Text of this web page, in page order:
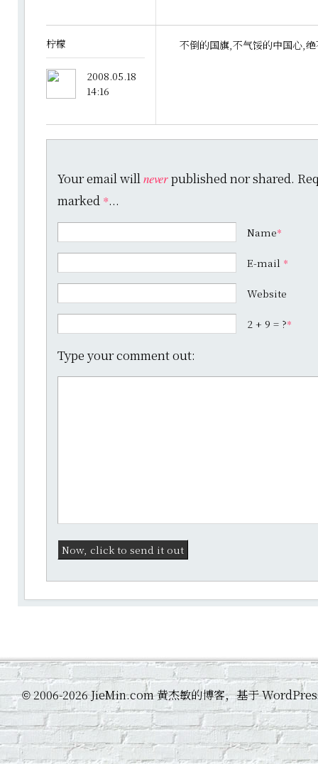
不倒的国旗,不气馁的中国心,
柠檬
2008.05.18
14:16
Your email willneverpublished nor shared.
marked *...
Name*
E-mail *
Website
2 + 9 = ?*
Type your comment out:
©2006-2026 JieMin.com 黄杰敏的博客，基于